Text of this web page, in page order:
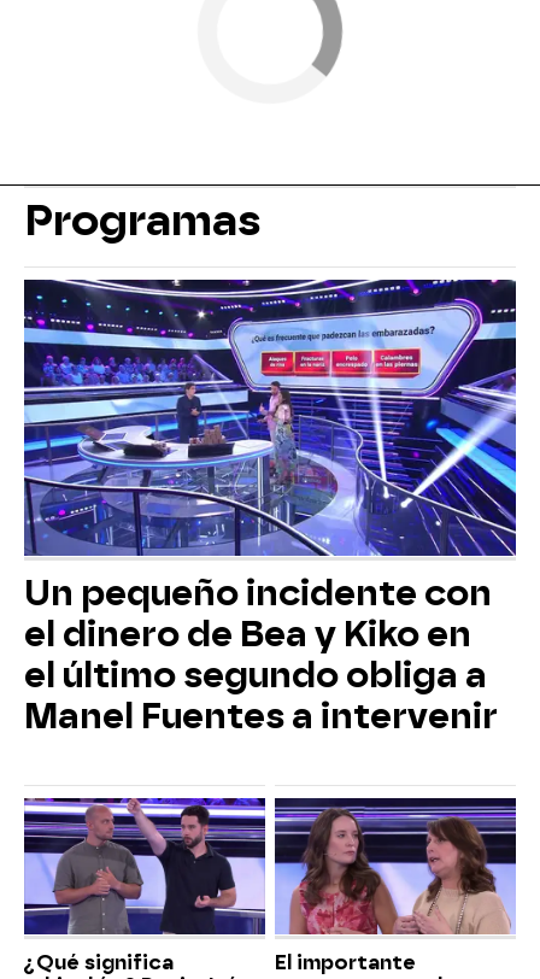
Programas
Un pequeño incidente con
el dinero de Bea y Kiko en
el último segundo obliga a
Manel Fuentes a intervenir
¿Qué significa
El importante